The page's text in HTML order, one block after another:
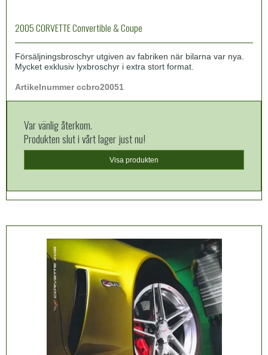
2005 CORVETTE Convertible & Coupe
Försäljningsbroschyr utgiven av fabriken när bilarna var nya.
Mycket exklusiv lyxbroschyr i extra stort format.
Artikelnummer ccbro20051
Var vänlig återkom.
Produkten slut i vårt lager just nu!
Visa produkten